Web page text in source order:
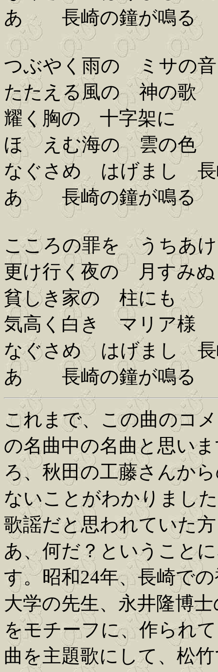
あゝ 長崎の鐘が鳴る
つぶやく雨の ミサの音
たたえる風の 神の歌
耀く胸の 十字架に
ほゝえむ海の 雲の色
なぐさめ はげまし 長
あゝ 長崎の鐘が鳴る
こころの罪を うちあ
更け行く夜の 月すみぬ
貧しき家の 柱にも
気高く白き マリア様
なぐさめ はげまし 長
あゝ 長崎の鐘が鳴る
これまで、この曲のコ
の名曲中の名曲と思い
ろ、秋田の工藤さんか
ないことがわかりまし
歌謡だと思われていた
あ、何だ？ということ
す。昭和24年、長崎で
大学の先生、永井隆博
をモチーフに、作られ
曲を主題歌にして、松